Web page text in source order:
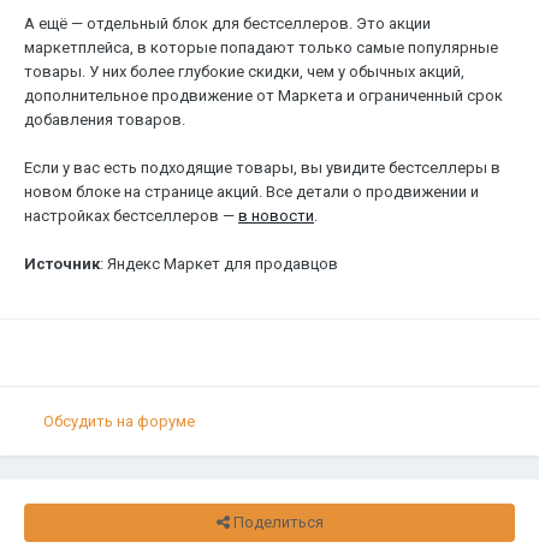
А ещё — отдельный блок для бестселлеров. Это акции
маркетплейса, в которые попадают только самые популярные
товары. У них более глубокие скидки, чем у обычных акций,
дополнительное продвижение от Маркета и ограниченный срок
добавления товаров.
Если у вас есть подходящие товары, вы увидите бестселлеры в
новом блоке на странице акций. Все детали о продвижении и
настройках бестселлеров — в новости.
Источник: Яндекс Маркет для продавцов
Обсудить на форуме
Поделиться